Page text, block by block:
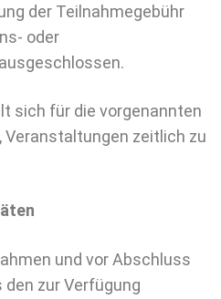
der Teilnahmegebühr
oder
sich für die vorgenannten
Veranstaltungen zeitlich zu
und vor Abschluss
zur Verfügung